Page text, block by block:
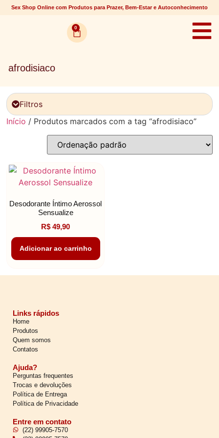
Sex Shop Online com Produtos para Prazer, Bem-Estar e Autoconhecimento
0
afrodisiaco
Filtros
Início / Produtos marcados com a tag “afrodisiaco”
Desodorante Íntimo Aerossol
Sensualize
R$ 49,90
Adicionar ao carrinho
Links rápidos
Home
Produtos
Quem somos
Contatos
Ajuda?
Perguntas frequentes
Trocas e devoluções
Política de Entrega
Política de Privacidade
Entre em contato
(22) 99905-7570